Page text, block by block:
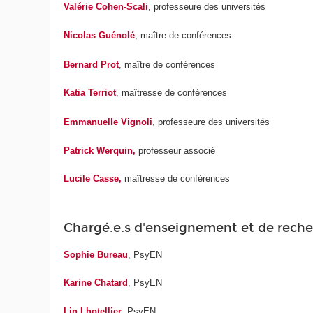
Valérie Cohen-Scali, professeure des universités
Nicolas Guénolé , maître de conférences
Bernard Prot, maître de conférences
Katia Terriot, maîtresse de conférences
Emmanuelle Vignoli, professeure des universités
Patrick Werquin, professeur associé
Lucile Casse, maîtresse de conférences
Chargé.e.s d'enseignement et de
Sophie Bureau , PsyEN
Karine Chatard , PsyEN